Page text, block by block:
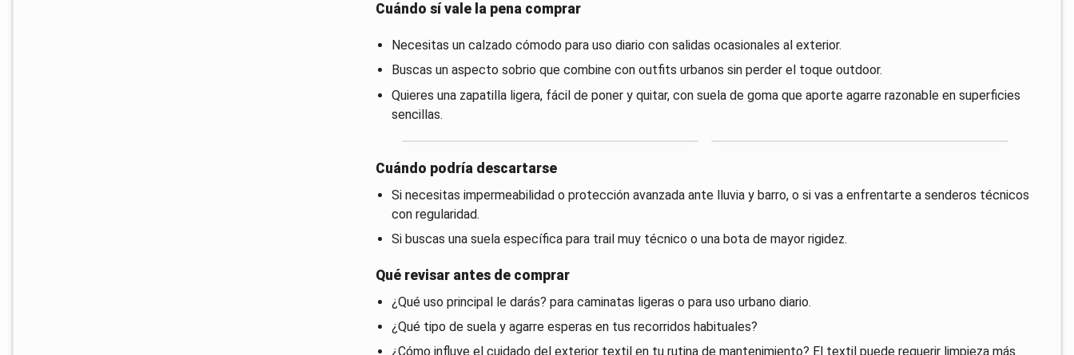
Cuándo sí vale la pena comprar
Necesitas un calzado cómodo para uso diario con salidas ocasionales al exterior.
Buscas un aspecto sobrio que combine con outfits urbanos sin perder el toque outdoor.
Quieres una zapatilla ligera, fácil de poner y quitar, con suela de goma que aporte agarre razonable en superficies
sencillas.
Cuándo podría descartarse
Si necesitas impermeabilidad o protección avanzada ante lluvia y barro, o si vas a enfrentarte a senderos técnicos
con regularidad.
Si buscas una suela específica para trail muy técnico o una bota de mayor rigidez.
Qué revisar antes de comprar
¿Qué uso principal le darás? para caminatas ligeras o para uso urbano diario.
¿Qué tipo de suela y agarre esperas en tus recorridos habituales?
¿Cómo influye el cuidado del exterior textil en tu rutina de mantenimiento? El textil puede requerir limpieza más